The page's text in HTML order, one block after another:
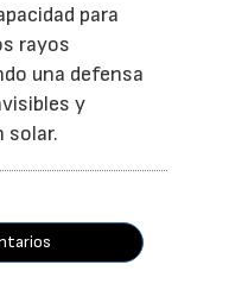
para
rayos
una defensa
y
solar.